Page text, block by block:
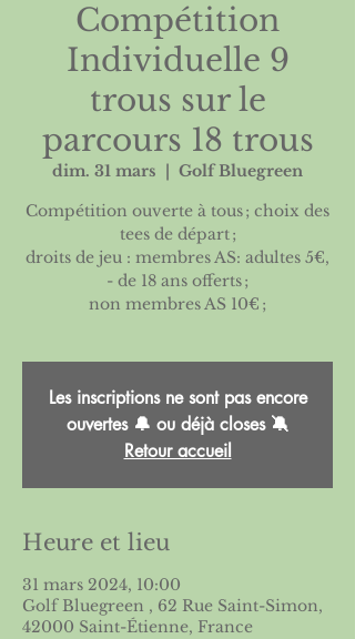
Compétition
Individuelle 9
trous sur le
parcours 18 trous
dim. 31 mars
Golf Bluegreen
Compétition ouverte à tous ; choix des
tees de départ ;
droits de jeu : membres AS: adultes 5€,
- de 18 ans offerts ;
non membres AS 10€ ;
Les inscriptions ne sont pas encore
ouvertes 🔔 ou déjà closes 🔕
Retour accueil
Heure et lieu
31 mars 2024, 10:00
Golf Bluegreen , 62 Rue Saint-Simon,
42000 Saint-Étienne, France